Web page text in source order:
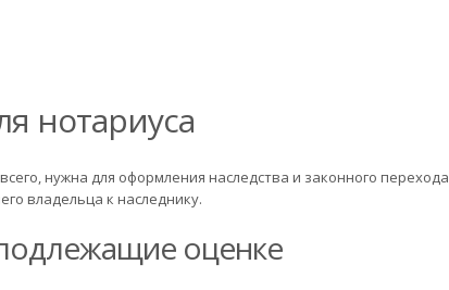
нотариуса
нужна для оформления наследства и законного перехода
владельца к наследнику.
оценке